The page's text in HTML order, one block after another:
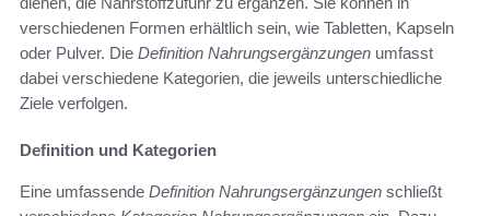
verschiedenen Formen erhältlich sein, wie Tabletten, Kapseln
oder Pulver. Die Definition Nahrungsergänzungen umfasst
dabei verschiedene Kategorien, die jeweils unterschiedliche
Ziele verfolgen.
Definition und Kategorien
Eine umfassende Definition Nahrungsergänzungen schließt